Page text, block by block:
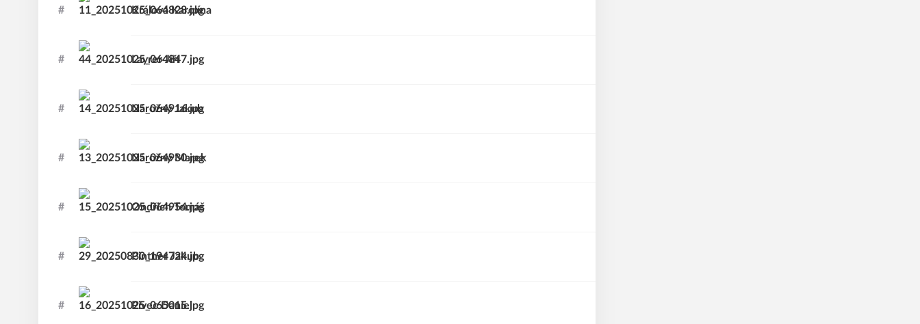
# Karolína
Králová
# Jiří
Layrer
# Jakub
Nárožný
# Marek
Nárožný
# Tomáš
Ondřich
# Jakub
Pintner
# Daniel
Pivec